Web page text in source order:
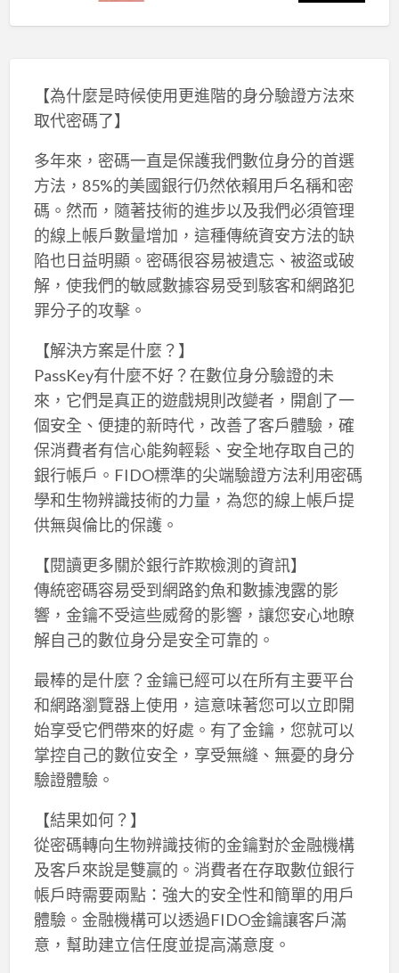
【為什麼是時候使用更進階的身分驗證方法來
取代密碼了】
多年來，密碼一直是保護我們數位身分的首選
方法，85%的美國銀行仍然依賴用戶名稱和密
碼。然而，隨著技術的進步以及我們必須管理
的線上帳戶數量增加，這種傳統資安方法的缺
陷也日益明顯。密碼很容易被遺忘、被盜或破
解，使我們的敏感數據容易受到駭客和網路犯
罪分子的攻擊。
【解決方案是什麼？】
PassKey有什麼不好？在數位身分驗證的未
來，它們是真正的遊戲規則改變者，開創了一
個安全、便捷的新時代，改善了客戶體驗，確
保消費者有信心能夠輕鬆、安全地存取自己的
銀行帳戶。FIDO標準的尖端驗證方法利用密碼
學和生物辨識技術的力量，為您的線上帳戶提
供無與倫比的保護。
【閱讀更多關於銀行詐欺檢測的資訊】
傳統密碼容易受到網路釣魚和數據洩露的影
響，金鑰不受這些威脅的影響，讓您安心地瞭
解自己的數位身分是安全可靠的。
最棒的是什麼？金鑰已經可以在所有主要平台
和網路瀏覽器上使用，這意味著您可以立即開
始享受它們帶來的好處。有了金鑰，您就可以
掌控自己的數位安全，享受無縫、無憂的身分
驗證體驗。
【結果如何？】
從密碼轉向生物辨識技術的金鑰對於金融機構
及客戶來說是雙贏的。消費者在存取數位銀行
帳戶時需要兩點：強大的安全性和簡單的用戶
體驗。金融機構可以透過FIDO金鑰讓客戶滿
意，幫助建立信任度並提高滿意度。